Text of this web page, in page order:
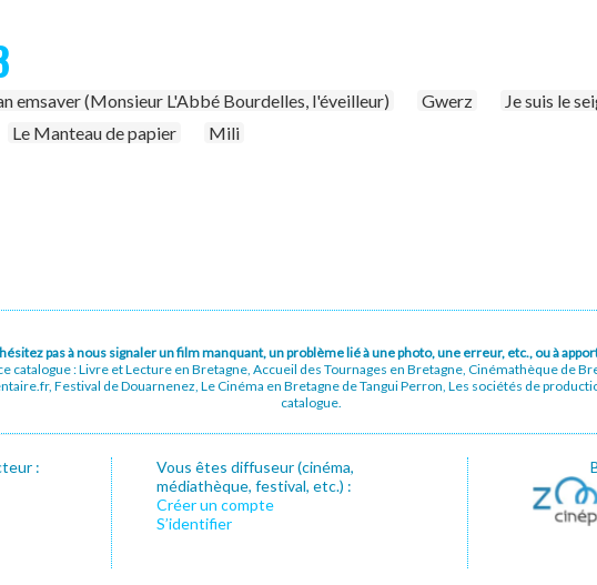
emsaver (Monsieur L'Abbé Bourdelles, l'éveilleur) Gwerz
Je suis le
Le Manteau de papier Mili
pas à nous signaler un film manquant, un problème lié à une photo, une erreur, etc., ou à
catalogue : Livre et Lecture en Bretagne, Accueil des Tournages en Bretagne, Cinémathèque de
Festival de Douarnenez, Le Cinéma en Bretagne de Tangui Perron, Les sociétés de
catalogue.
:
Vous êtes diffuseur (cinéma,
médiathèque, festival, etc.) :
Créer un compte
S’identifier